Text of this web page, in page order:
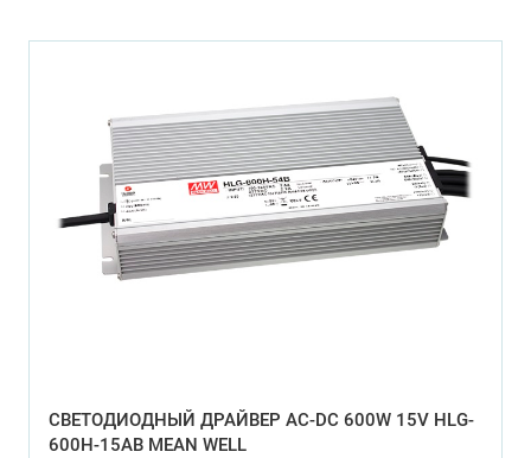
СВЕТОДИОДНЫЙ ДРАЙВЕР AC-DC 600W 15V HLG-
600H-15AB MEAN WELL